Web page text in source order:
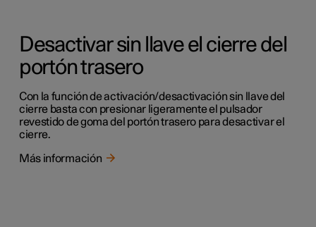
Desactivar sin llave el cierre del
portón trasero
Con la función de activación/desactivación sin llave del
cierre basta con presionar ligeramente el pulsador
revestido de goma del portón trasero para desactivar el
cierre.
Más información